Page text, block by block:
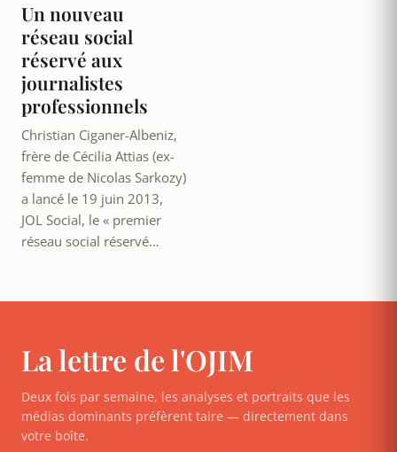
Un nouveau
réseau social
réservé aux
journalistes
professionnels
Christian Ciganer-Albeniz,
frère de Cécilia Attias (ex-
femme de Nicolas Sarkozy)
a lancé le 19 juin 2013,
JOL Social, le « premier
réseau social réservé…
La lettre de l'OJIM
Deux fois par semaine, les analyses et portraits que les
médias dominants préfèrent taire — directement dans
votre boîte.